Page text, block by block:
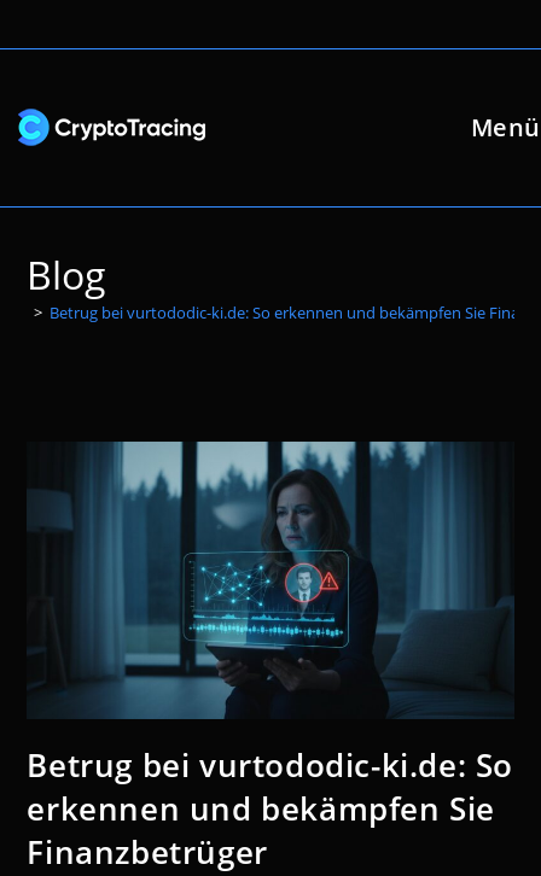
Inhalt
Menü
Blog
> Betrug bei vurtododic-ki.de: So erkennen und bekämpfen Sie
Betrug bei vurtododic-ki.de: So
erkennen und bekämpfen Sie
Finanzbetrüger